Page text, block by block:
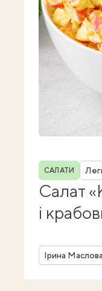
Рубрика
САЛАТИ
Салат
і
Автор
Ірина Маслова